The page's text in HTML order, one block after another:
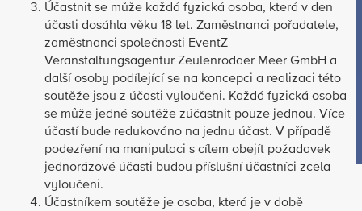
Účastnit se může každá fyzická osoba, která v den
účasti dosáhla věku 18 let. Zaměstnanci pořadatele,
zaměstnanci společnosti EventZ
Veranstaltungsagentur Zeulenrodaer Meer GmbH a
další osoby podílející se na koncepci a realizaci této
soutěže jsou z účasti vyloučeni. Každá fyzická osoba
se může jedné soutěže zúčastnit pouze jednou. Více
účastí bude redukováno na jednu účast. V případě
podezření na manipulaci s cílem obejít požadavek
jednorázové účasti budou příslušní účastníci zcela
vyloučeni.
Účastníkem soutěže je osoba, která je v době